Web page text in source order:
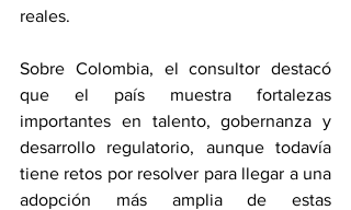
reales.
Sobre Colombia, el consultor destacó
que el país muestra fortalezas
importantes en talento, gobernanza y
desarrollo regulatorio, aunque todavía
tiene retos por resolver para llegar a una
adopción más amplia de estas